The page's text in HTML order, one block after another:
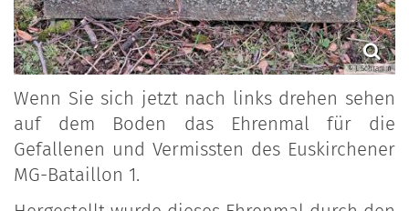
© J. Schramm
Wenn Sie sich jetzt nach links drehen sehen
auf dem Boden das Ehrenmal für die
Gefallenen und Vermissten des Euskirchener
MG-Bataillon 1.